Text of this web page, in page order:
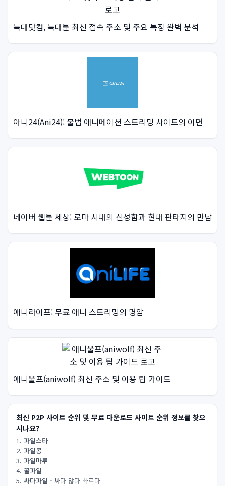
늑대닷컴, 늑대툰 최신 접속 주소 및 주요 특징 완벽 분석
아니24(Ani24): 불법 애니메이션 스트리밍 사이트의 이면
네이버 웹툰 세상: 로마 시대의 신성함과 현대 판타지의 만남
애니라이프: 무료 애니 스트리밍의 명암
애니울프(aniwolf) 최신 주소 및 이용 팁 가이드
최신 P2P 사이트 순위 및 무료 다운로드 사이트 순위 정보를 찾으
시나요?
1. 파일스타
2. 파일몽
3. 파일마루
4. 꿀파일
5. 싸다파일 - 싸다 많다 빠르다